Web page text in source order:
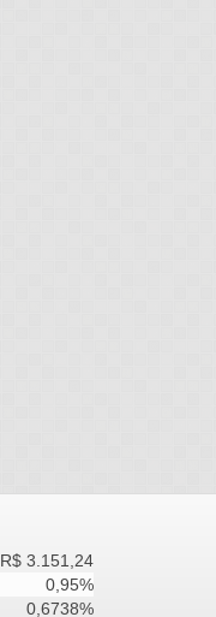
R$ 3.151,24
0,95%
0,6738%